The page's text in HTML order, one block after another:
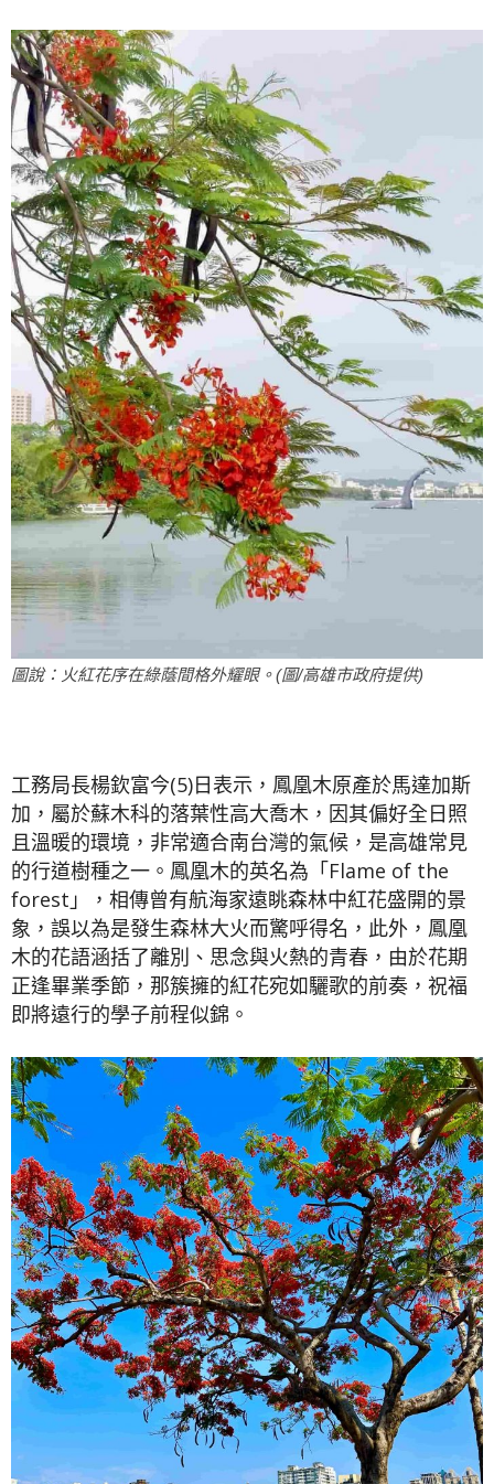
圖說：火紅花序在綠蔭間格外耀眼。(圖/高雄市政府提供)
工務局長楊欽富今(5)日表示，鳳凰木原產於馬達加斯
加，屬於蘇木科的落葉性高大喬木，因其偏好全日照
且溫暖的環境，非常適合南台灣的氣候，是高雄常見
的行道樹種之一。鳳凰木的英名為「Flame of the
forest」，相傳曾有航海家遠眺森林中紅花盛開的景
象，誤以為是發生森林大火而驚呼得名，此外，鳳凰
木的花語涵括了離別、思念與火熱的青春，由於花期
正逢畢業季節，那簇擁的紅花宛如驪歌的前奏，祝福
即將遠行的學子前程似錦。